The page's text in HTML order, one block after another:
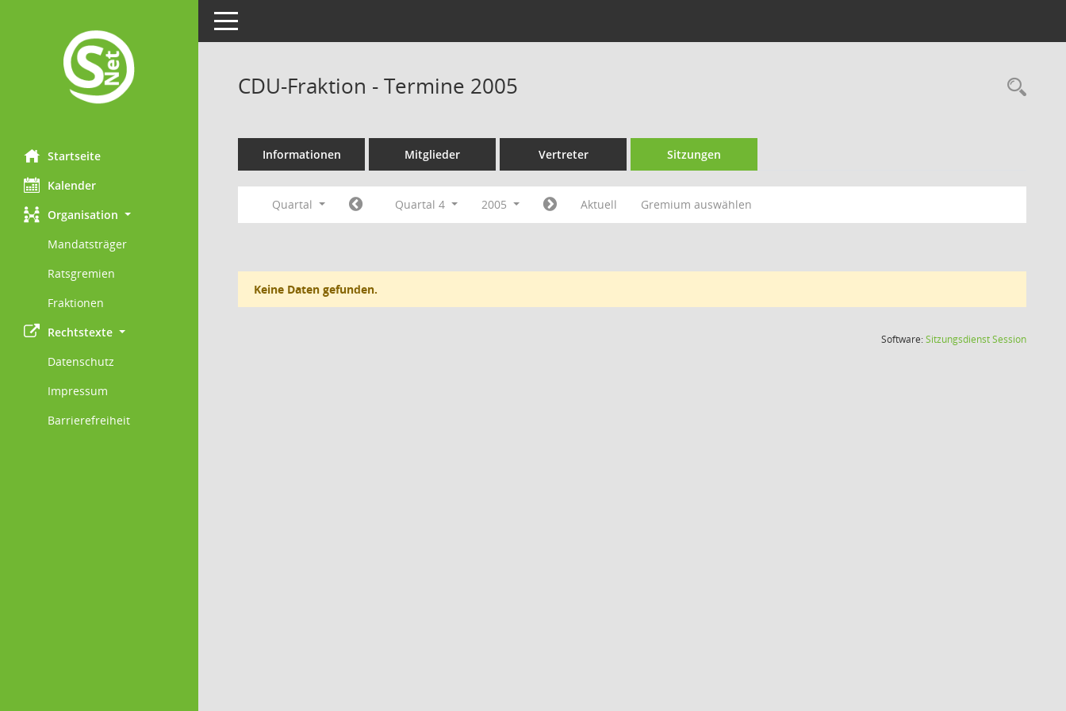
Startseite
Kalender
Organisation
Mandatsträger
Ratsgremien
Fraktionen
Rechtstexte
Datenschutz
Impressum
Barrierefreiheit
Toggle navigation
CDU-Fraktion - Termine 2005
Informationen Mitglieder Vertreter Sitzungen
Quartal Quartal 4 2005 Aktuell Gremium auswählen
Keine Daten gefunden.
Software:SitzungsdienstSession(Wird in